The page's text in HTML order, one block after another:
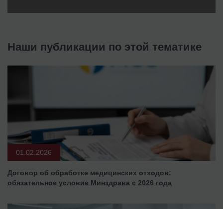
Наши публикации по этой тематике
01.02.2026
Договор об обработке медицинских отходов:
обязательное условие Минздрава с 2026 года